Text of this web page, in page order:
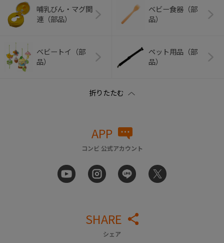
哺乳びん・マグ関
連（部品）
ベビー食器（部
品）
ベビートイ（部
品）
ペット用品（部
品）
APP
コンビ 公式アカウント
SHARE
シェア